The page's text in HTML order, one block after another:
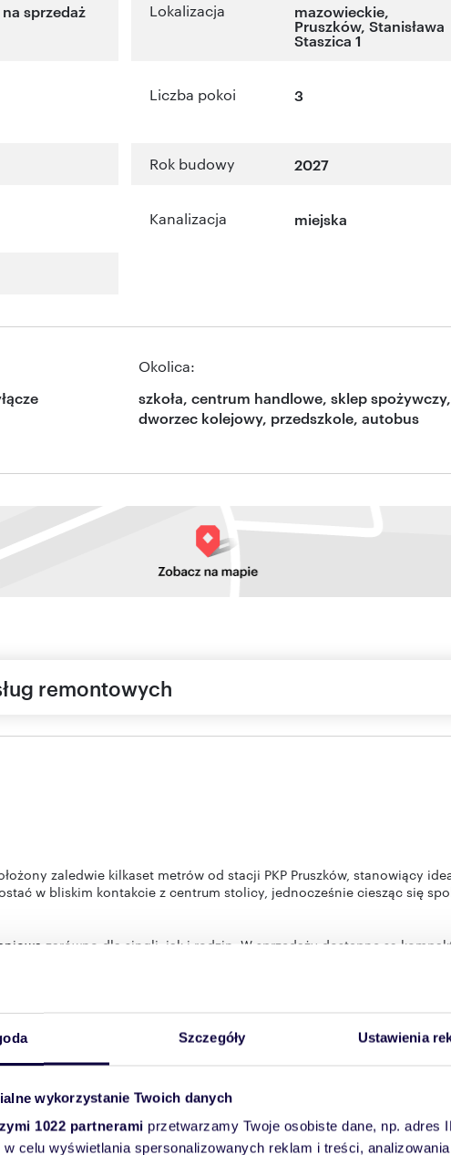
Szczegóły Ustawienia
wykorzystanie Twoich danych
1022 partnerami przetwarzamy Twoje osobiste dane, np. adres
w celu wyświetlania spersonalizowanych reklam i treści,
sprzedaż Lokalizacja mazowieckie,
Pruszków,Stanisława
Staszica 1
Liczba pokoi 3
Rok budowy 2027
Kanalizacja miejska
Okolica:
szkoła, centrum handlowe, sklep spożywczy,
dworzec kolejowy, przedszkole, autobus
remontowych
zaledwie kilkaset metrów od stacji PKP Pruszków, stanowiący
w bliskim kontakcie z centrum stolicy, jednocześnie ciesząc się
zarówno dla singli, jak i rodzin. W sprzedaży dostępne są
W budynku zaplanowano garaż, a cichobieżne windy
z poziomu garażu.
PKP i SKM, stanowiącym sprawne, bezkorkowe połączenie z centrum
i ustawne mieszkania. Oferujemy 66 mieszkań o powierzchni od 29
przestrzenne, słoneczne balkony - to wszystko odnajdziecie w
stworzyliśmy możliwość łączenia mieszkań oraz dokonywania
mieszkanie do Państwa indywidualnych potrzeb. Wszystkie